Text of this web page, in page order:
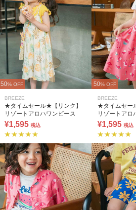
50% OFF
BREEZE
★タイムセール★【リンク】
リゾートアロハワンピース
¥1,595 税込
50% OFF
BREEZE
★タイムセー
リゾートアロ
¥1,595 税込